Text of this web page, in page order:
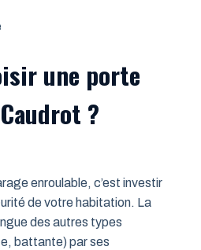
une porte
?
enroulable, c’est investir
de votre habitation. La
des autres types
battante) par ses